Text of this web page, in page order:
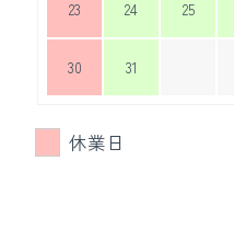
23 24 25
30 31
休業日